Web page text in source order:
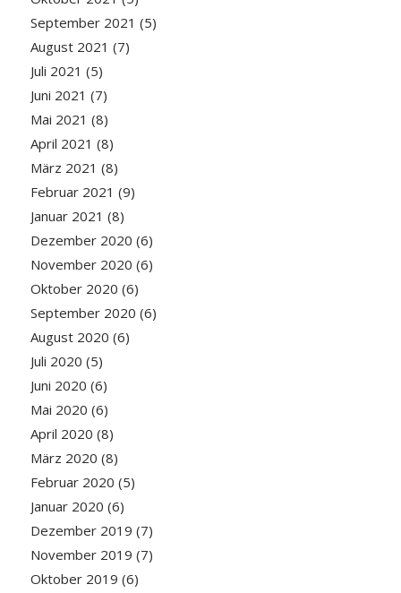
September 2021 (5)
August 2021 (7)
Juli 2021 (5)
Juni 2021 (7)
Mai 2021 (8)
April 2021 (8)
März 2021 (8)
Februar 2021 (9)
Januar 2021 (8)
Dezember 2020 (6)
November 2020 (6)
Oktober 2020 (6)
September 2020 (6)
August 2020 (6)
Juli 2020 (5)
Juni 2020 (6)
Mai 2020 (6)
April 2020 (8)
März 2020 (8)
Februar 2020 (5)
Januar 2020 (6)
Dezember 2019 (7)
November 2019 (7)
Oktober 2019 (6)